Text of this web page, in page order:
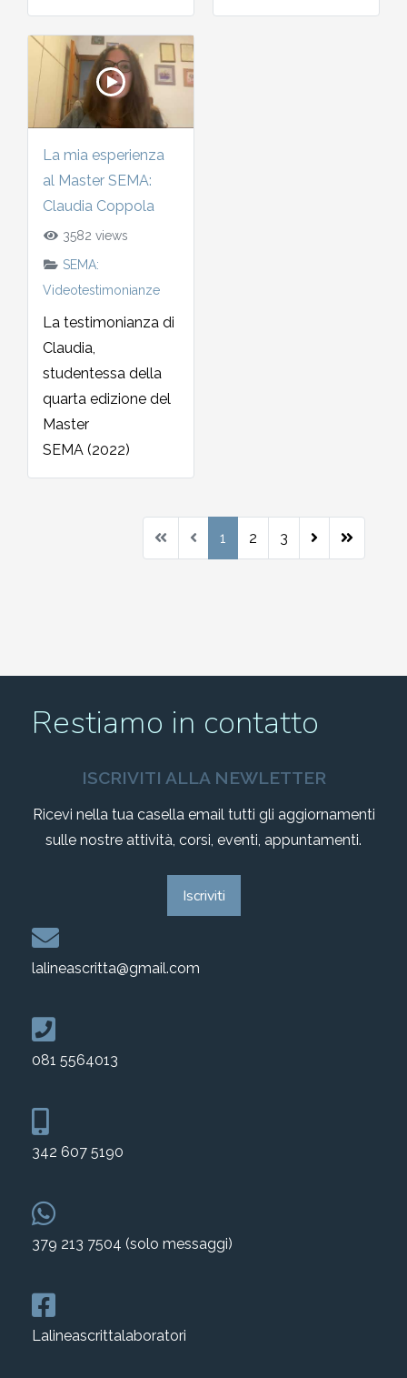
La mia esperienza
al Master SEMA:
Claudia Coppola
3582 views
SEMA:
Videotestimonianze
La testimonianza di
Claudia,
studentessa della
quarta edizione del
Master
SEMA (2022)
1 2 3
Restiamo in contatto
ISCRIVITI ALLA NEWLETTER
Ricevi nella tua casella email tutti gli aggiornamenti
sulle nostre attività, corsi, eventi, appuntamenti.
Iscriviti
lalineascritta@gmail.com
081 5564013
342 607 5190
379 213 7504 (solo messaggi)
Lalineascrittalaboratori